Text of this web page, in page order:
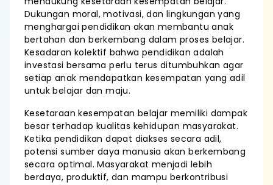
Dukungan moral, motivasi, dan lingkungan yang
menghargai pendidikan akan membantu anak
bertahan dan berkembang dalam proses belajar.
Kesadaran kolektif bahwa pendidikan adalah
investasi bersama perlu terus ditumbuhkan agar
setiap anak mendapatkan kesempatan yang adil
untuk belajar dan maju.
Kesetaraan kesempatan belajar memiliki dampak
besar terhadap kualitas kehidupan masyarakat.
Ketika pendidikan dapat diakses secara adil,
potensi sumber daya manusia akan berkembang
secara optimal. Masyarakat menjadi lebih
berdaya, produktif, dan mampu berkontribusi